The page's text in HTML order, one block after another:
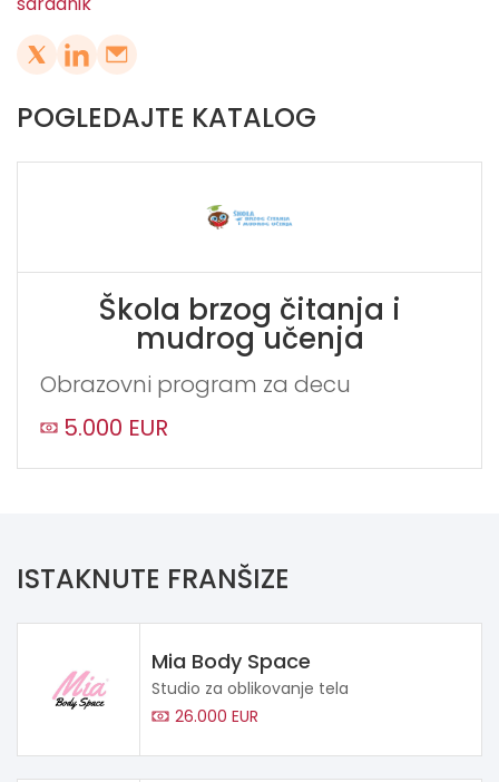
POGLEDAJTE KATALOG
Škola brzog čitanja i
mudrog učenja
Obrazovni program za decu
5.000 EUR
ISTAKNUTE FRANŠIZE
Mia Body Space
Studio za oblikovanje tela
26.000 EUR